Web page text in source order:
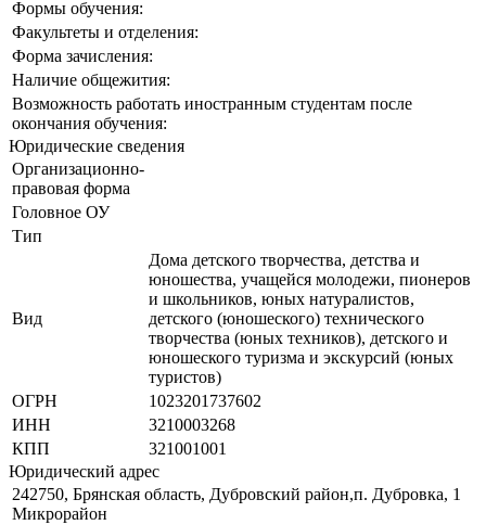
Формы обучения:
Факультеты и отделения:
Форма зачисления:
Наличие общежития:
Возможность работать иностранным студентам после
окончания обучения:
Юридические сведения
Организационно-
правовая форма
Головное ОУ
Тип
Вид
Дома детского творчества, детства и
юношества, учащейся молодежи, пионеров
и школьников, юных натуралистов,
детского (юношеского) технического
творчества (юных техников), детского и
юношеского туризма и экскурсий (юных
туристов)
ОГРН
1023201737602
ИНН
3210003268
КПП
321001001
Юридический адрес
242750, Брянская область, Дубровский район,п. Дубровка, 1
Микрорайон